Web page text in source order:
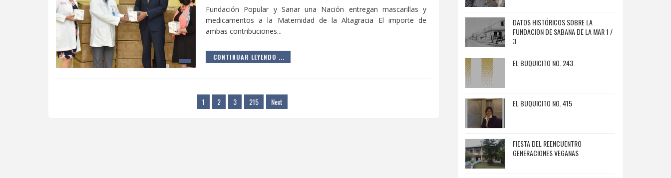
Fundación Popular y Sanar una Nación entregan mascarillas y
medicamentos a la Maternidad de la Altagracia El importe de
ambas contribuciones...
CONTINUAR LEYENDO ...
1 2 3 215 Next
DATOS HISTÓRICOS SOBRE LA
FUNDACION DE SABANA DE LA MAR 1 /
3
EL BUQUICITO NO. 243
EL BUQUICITO NO. 415
FIESTA DEL REENCUENTRO
GENERACIONES VEGANAS